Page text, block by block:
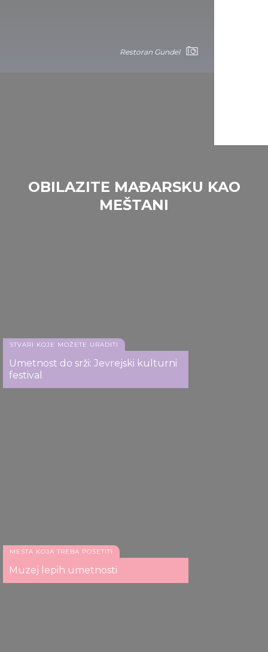
Restoran Gundel
Gerbaud
OBILAZITE MAĐARSKU KAO
MEŠTANI
STVARI KOJE MOŽETE URADITI
Umetnost do srži: Jevrejski kulturni
festival
MESTA KOJA TREBA POSETITI
Muzej lepih umetnosti